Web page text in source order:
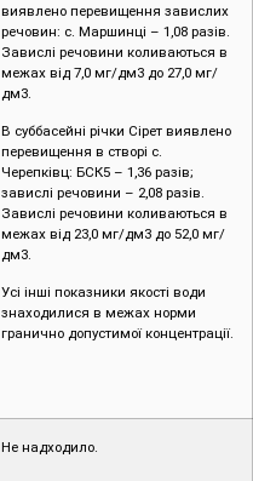
виявлено перевищення завислих
речовин: c. Маршинці – 1,08 разів.
Завислі речовини коливаються в
межах від 7,0 мг/дм3 до 27,0 мг/
дм3.
В суббасейні річки Сірет виявлено
перевищення в створі с.
Черепківц: БСК5 – 1,36 разів;
завислі речовини – 2,08 разів.
Завислі речовини коливаються в
межах від 23,0 мг/дм3 до 52,0 мг/
дм3.
Усі інші показники якості води
знаходилися в межах норми
гранично допустимої концентрації.
Не надходило.